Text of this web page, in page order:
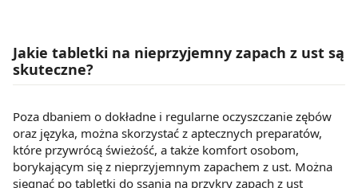
Jakie tabletki na nieprzyjemny zapach z ust są
skuteczne?
Poza dbaniem o dokładne i regularne oczyszczanie zębów
oraz języka, można skorzystać z aptecznych preparatów,
które przywrócą świeżość, a także komfort osobom,
borykającym się z nieprzyjemnym zapachem z ust. Można
sięgnąć po tabletki do ssania na przykry zapach z ust